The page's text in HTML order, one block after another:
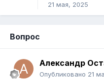
21 мая, 2025
Вопрос
Александр
Опубликовано 21